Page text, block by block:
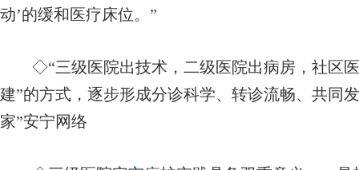
动’的缓和医疗床位。”
◇“三级医院出技术，二级医院出病房，社区医
建”的方式，逐步形成分诊科学、转诊流畅、共
家”安宁网络